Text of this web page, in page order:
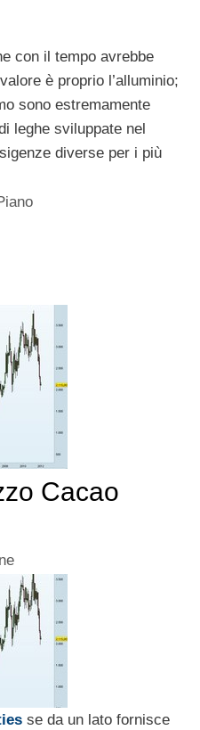
con il tempo avrebbe
è proprio l’alluminio;
sono estremamente
leghe sviluppate nel
diverse per i più
Cacao
se da un lato fornisce